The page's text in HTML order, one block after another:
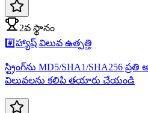
2వ స్థానం
#️⃣హ్యాష్ విలువ ఉత్పత్తి
స్ట్రింగ్‌ను MD5/SHA1/SHA256
విలువలను కలిపి తయారు చేయండి